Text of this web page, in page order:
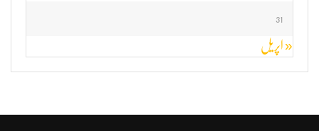
31
« اپریل